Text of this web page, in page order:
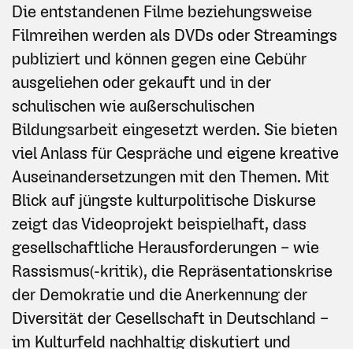
Die entstandenen Filme beziehungsweise
Filmreihen werden als DVDs oder Streamings
publiziert und können gegen eine Gebühr
ausgeliehen oder gekauft und in der
schulischen wie außerschulischen
Bildungsarbeit eingesetzt werden. Sie bieten
viel Anlass für Gespräche und eigene kreative
Auseinandersetzungen mit den Themen. Mit
Blick auf jüngste kulturpolitische Diskurse
zeigt das Videoprojekt beispielhaft, dass
gesellschaftliche Herausforderungen – wie
Rassismus(-kritik), die Repräsentationskrise
der Demokratie und die Anerkennung der
Diversität der Gesellschaft in Deutschland –
im Kulturfeld nachhaltig diskutiert und